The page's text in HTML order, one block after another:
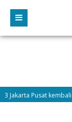
Pusat kembali